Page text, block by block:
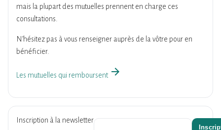
mais la plupart des mutuelles prennent en charge ces
consultations.
N’hésitez pas à vous renseigner auprès de la vôtre pour en
bénéficier.
Les mutuelles qui remboursent arrow_forward
Inscription à la newsletter